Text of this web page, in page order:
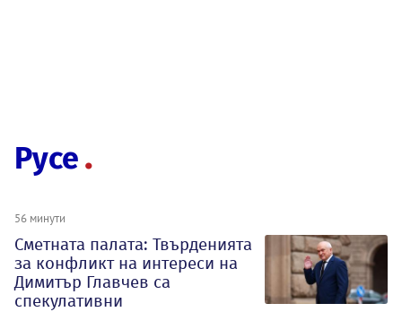
Русе
56 минути
Сметната палата: Твърденията
за конфликт на интереси на
Димитър Главчев са
спекулативни